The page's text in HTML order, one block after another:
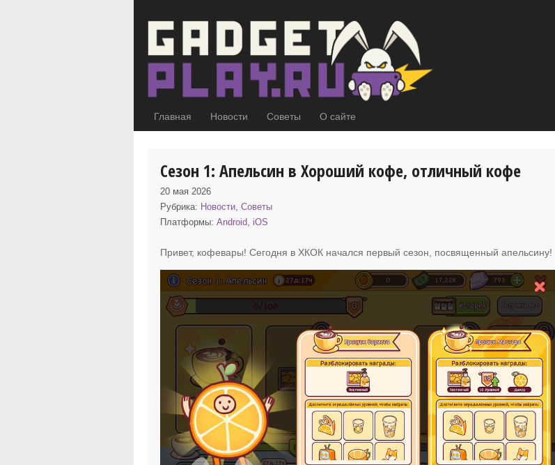
Главная Новости Советы О сайте
Сезон 1: Апельсин в Хороший кофе, отличный кофе
20 мая 2026
Рубрика: Новости,Советы
Платформы:Android, iOS
Привет, кофевары! Сегодня в ХКОК начался первый сезон, посвященный апельсину!